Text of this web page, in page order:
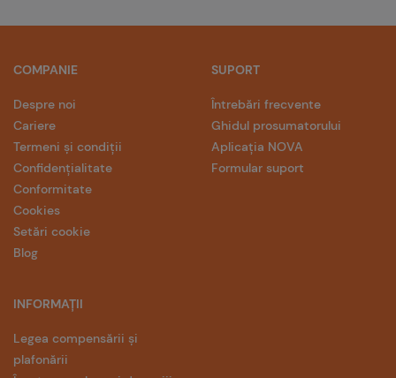
COMPANIE
Despre noi
Cariere
Termeni și condiții
Confidențialitate
Conformitate
Cookies
Setări cookie
Blog
INFORMAȚII
Legea compensării și
plafonării
SUPORT
Întrebări frecvente
Ghidul prosumatorului
Aplicația NOVA
Formular suport